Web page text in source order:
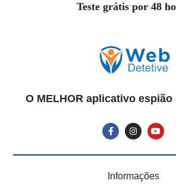
Teste grátis por 48
O MELHOR aplicativo espião
Informações